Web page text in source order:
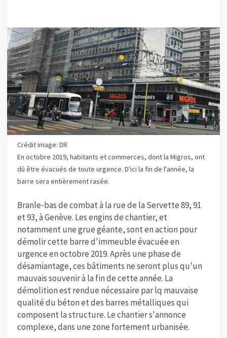
Crédit image: DR
En octobre 2019, habitants et commerces, dont la Migros, ont
dû être évacués de toute urgence. D'ici la fin de l'année, la
barre sera entièrement rasée.
Branle-bas de combat à la rue de la Servette 89, 91
et 93, à Genève. Les engins de chantier, et
notamment une grue géante, sont en action pour
démolir cette barre d'immeuble évacuée en
urgence en octobre 2019. Après une phase de
désamiantage, ces bâtiments ne seront plus qu'un
mauvais souvenir à la fin de cette année. La
démolition est rendue nécessaire par lq mauvaise
qualité du béton et des barres métalliques qui
composent la structure. Le chantier s'annonce
complexe, dans une zone fortement urbanisée.